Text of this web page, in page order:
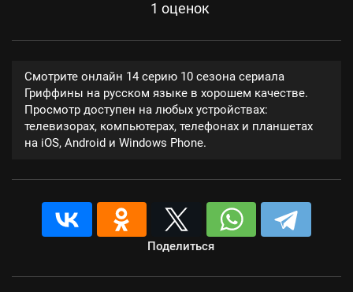
1 оценок
Смотрите онлайн 14 серию 10 сезона сериала
Гриффины на русском языке в хорошем качестве.
Просмотр доступен на любых устройствах:
телевизорах, компьютерах, телефонах и планшетах
на iOS, Android и Windows Phone.
Поделиться